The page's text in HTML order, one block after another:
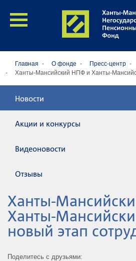
Главная О фонде Пресс-центр
Ханты-Мансийский НПФ и Ханты-
Новости
Акции и конкурсы
Видеоновости
Отзывы
Ханты-
Ханты-
новый этап
Поделитесь с друзьями: